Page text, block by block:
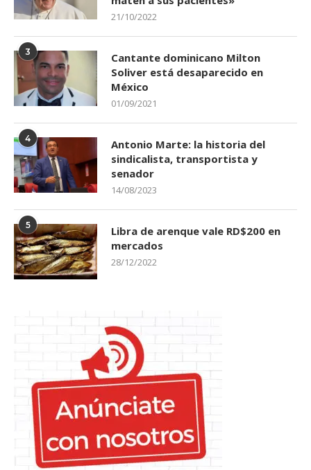
21/10/2022
3
Cantante dominicano Milton
Soliver está desaparecido en
México
01/09/2021
4
Antonio Marte: la historia del
sindicalista, transportista y
senador
14/08/2023
5
Libra de arenque vale RD$200 en
mercados
28/12/2022